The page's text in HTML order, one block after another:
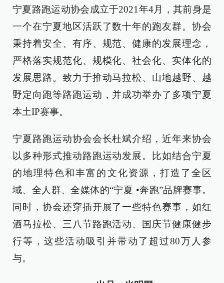
宁夏路跑运动协会成立于2021年4月，其前身是
一个在宁夏地区活跃了数十年的跑友群。协会
秉持着安全、有序、规范、健康的发展理念，
严格落实规范化、规模化、社会化、实体化的
发展思路。致力于推动马拉松、山地越野、越
野定向跑等路跑运动，并成功举办了多项宁夏
本土IP赛事。
宁夏路跑运动协会会长杜斌介绍，近年来协会
以多种形式推动路跑运动发展。比如结合宁夏
的地理特色和丰富的文化资源，打造了全区
域、全人群、全媒体的“宁夏 •奔跑”品牌赛事。
同时，协会还穿插开展了一些特色赛事，如红
酒马拉松、三八节路跑活动、国庆节健康健步
行等，这些活动吸引并带动了超过80万人参
与。